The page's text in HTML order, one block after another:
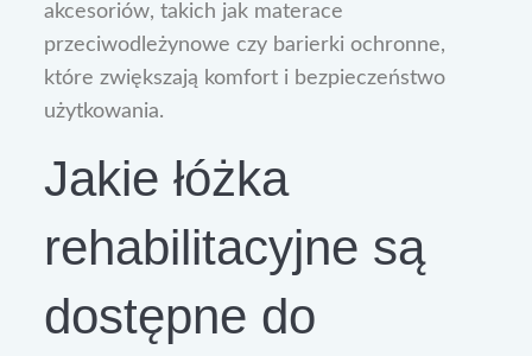
akcesoriów, takich jak materace
przeciwodleżynowe czy barierki ochronne,
które zwiększają komfort i bezpieczeństwo
użytkowania.
Jakie łóżka
rehabilitacyjne są
dostępne do